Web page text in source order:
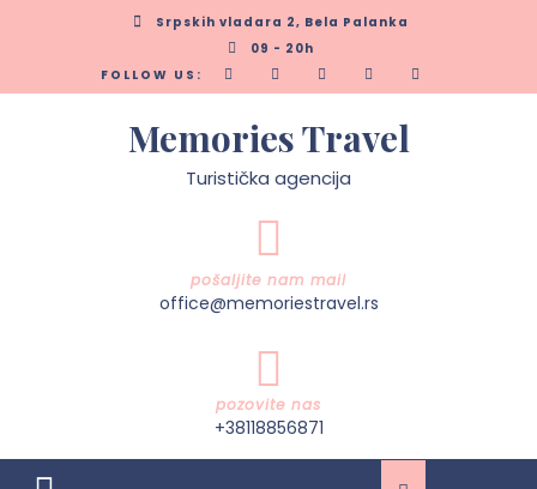
Srpskih vladara 2, Bela Palanka
09 - 20h
FOLLOW US:
Memories Travel
Turistička agencija
pošaljite nam mail
office@memoriestravel.rs
pozovite nas
+38118856871